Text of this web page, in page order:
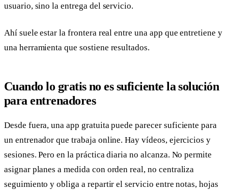
usuario, sino la entrega del servicio.
Ahí suele estar la frontera real entre una app que entretiene y
una herramienta que sostiene resultados.
Cuando lo gratis no es suficiente la solución
para entrenadores
Desde fuera, una app gratuita puede parecer suficiente para
un entrenador que trabaja online. Hay vídeos, ejercicios y
sesiones. Pero en la práctica diaria no alcanza. No permite
asignar planes a medida con orden real, no centraliza
seguimiento y obliga a repartir el servicio entre notas, hojas